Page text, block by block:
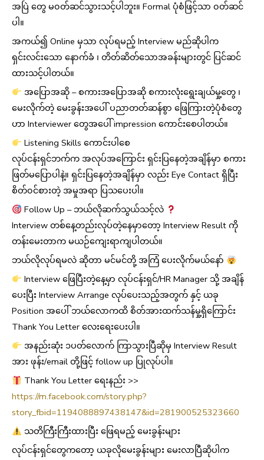
အပြဲ တွေ မ၀တ်ဆင်သွားသင့်ပါဘူး။ Formal ပုံစံဖြင့်သာ ၀တ်ဆင်
ပါ။
အကယ်၍ Online မှသာ လုပ်ရမည့် Interview မည်ဆိုပါက
ရှင်းလင်းသော နောက်ခံ ၊ တိတ်ဆိတ်သောအခန်းများတွင် ပြင်ဆင်
ထားသင့်ပါတယ်။
အပြောအဆို – စကားအပြောအဆို စကားလုံးရွေးချယ်မှု့တွေ ၊
မေးလိုက်တဲ့ မေးခွန်းအပေါ် ပညာတတ်ဆန်စွာ ဖြေကြားတဲ့ပုံစံတွေ
ဟာ Interviewer တွေအပေါ် impression ကောင်းစေပါတယ်။
Listening Skills ကောင်းပါစေ
လုပ်ငန်းရှင်ဘက်က အလုပ်အကြောင်း ရှင်းပြနေတဲ့အချိန်မှာ စကား
ဖြတ်မပြောပါနဲ့။ ရှင်းပြနေတဲ့အချိန်မှာ လည်း Eye Contact ရှိပြီး
စိတ်၀င်စားတဲ့ အမှုအရာ ပြသပေးပါ။
Follow Up – ဘယ်လိုဆက်သွယ်သင့်လဲ
Interview တစ်နေ့တည်းလုပ်တဲ့နေမှာတော့ Interview Result ကို
တန်းမေးတာက မယဉ်ကျေးရာကျပါတယ်။
ဘယ်လိုလုပ်ရမလဲ ဆိုတာ မင်မင်တို့ အကြံ ပေးလိုက်မယ်နော်
Interview ဖြေပြီးတဲ့နေ့မှာ လုပ်ငန်းရှင်/HR Manager သို့ အချိန်
ပေးပြီး Interview Arrange လုပ်ပေးသည့်အတွက် နှင့် ယခု
Position ‌အပေါ် ဘယ်လောကထိ စိတ်အားထက်သန်မှု့ရှိကြောင်း
Thank You Letter လေးရေးပေးပါ။
အနည်းဆုံး ၁ပတ်လောက် ကြာသွားပြီဆိုမှ Interview Result
အား ဖုန်း/email တို့ဖြင့် follow up ပြုလုပ်ပါ။
Thank You Letter ရေးနည်း >>
https://m.facebook.com/story.php?
story_fbid=1194088897438147&id=281900525323660
သတိကြီးကြီးထားပြီး ဖြေရမည့် မေးခွန်းများ
လုပ်ငန်းရှင်တွေကတော့ ယခုလိုမေးခွန်းများ မေးလာပြီဆိုပါက